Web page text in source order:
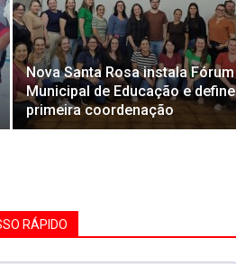
Nova Santa Rosa instala Fórum
Municipal de Educação e define
primeira coordenação
RÁPIDO